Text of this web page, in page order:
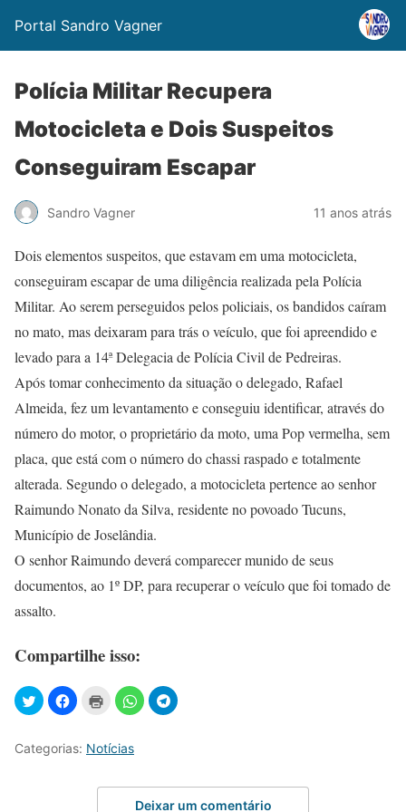
Portal Sandro Vagner
Polícia Militar Recupera
Motocicleta e Dois Suspeitos
Conseguiram Escapar
Sandro Vagner 11 anos atrás
Dois elementos suspeitos, que estavam em uma motocicleta,
conseguiram escapar de uma diligência realizada pela Polícia
Militar. Ao serem perseguidos pelos policiais, os bandidos caíram
no mato, mas deixaram para trás o veículo, que foi apreendido e
levado para a 14ª Delegacia de Polícia Civil de Pedreiras.
Após tomar conhecimento da situação o delegado, Rafael
Almeida, fez um levantamento e conseguiu identificar, através do
número do motor, o proprietário da moto, uma Pop vermelha, sem
placa, que está com o número do chassi raspado e totalmente
alterada. Segundo o delegado, a motocicleta pertence ao senhor
Raimundo Nonato da Silva, residente no povoado Tucuns,
Município de Joselândia.
O senhor Raimundo deverá comparecer munido de seus
documentos, ao 1º DP, para recuperar o veículo que foi tomado de
assalto.
Compartilhe isso:
Categorias: Notícias
Deixar um comentário